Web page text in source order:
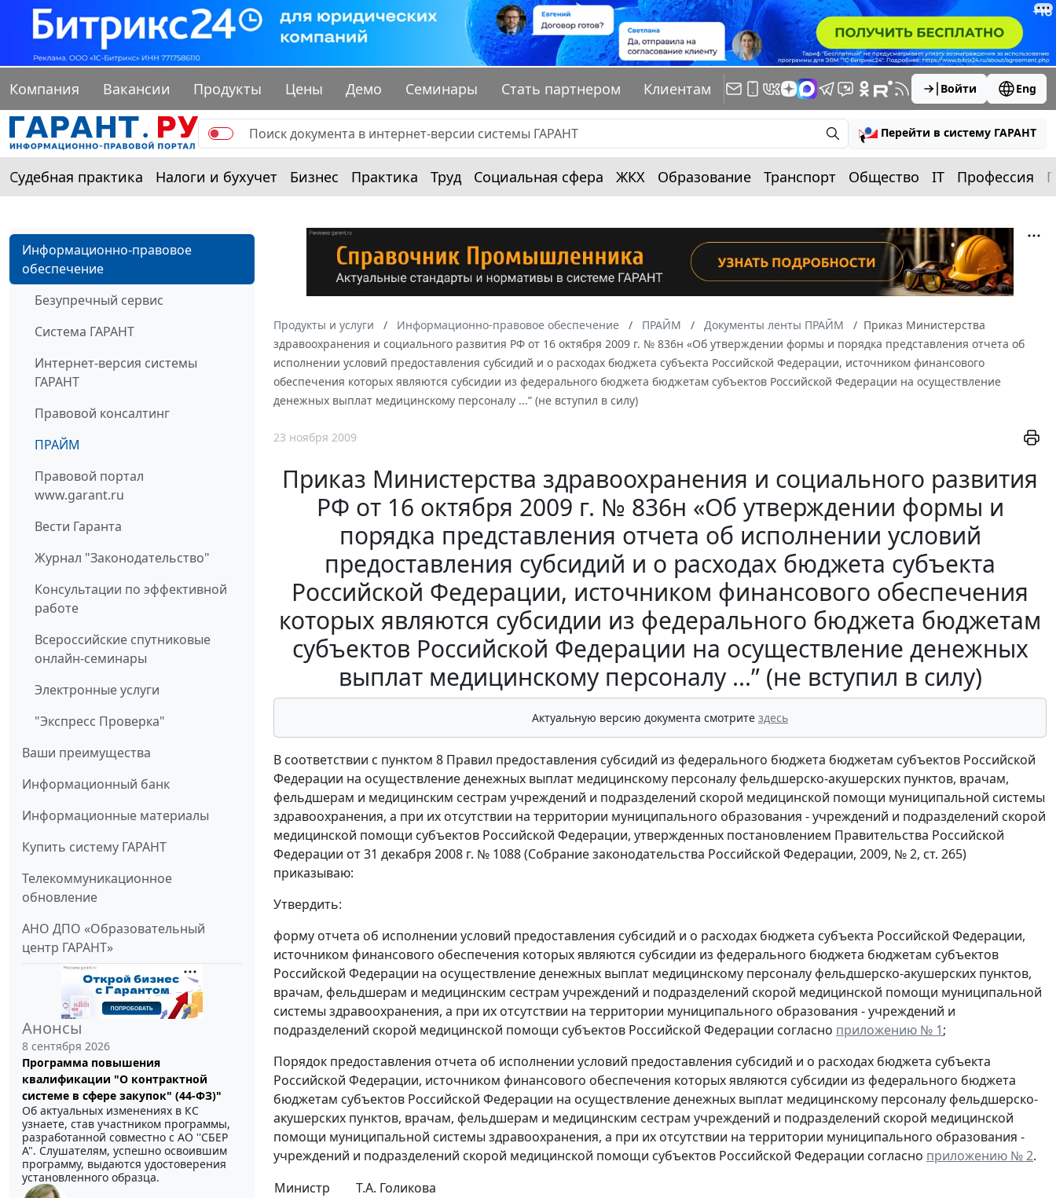
Компания Вакансии Продукты Цены Демо Семинары Стать партнером Клиентам Войти Eng
Перейти в систему ГАРАНТ
Судебная практика Налоги и бухучет Бизнес Практика Труд Социальная сфера ЖКХ Образование Транспорт Общество IT Профессия
Информационно-правовое
обеспечение
Безупречный сервис
Система ГАРАНТ
Интернет-версия системы
ГАРАНТ
Правовой консалтинг
ПРАЙМ
Правовой портал
www.garant.ru
Вести Гаранта
Журнал "Законодательство"
Консультации по эффективной
работе
Всероссийские спутниковые
онлайн-семинары
Электронные услуги
"Экспресс Проверка"
Ваши преимущества
Информационный банк
Информационные материалы
Купить систему ГАРАНТ
Телекоммуникационное
обновление
АНО ДПО «Образовательный
центр ГАРАНТ»
Анонсы
8 сентября 2026
Программа повышения
квалификации "О контрактной
системе в сфере закупок" (44-ФЗ)"
Об актуальных изменениях в КС
узнаете, став участником программы,
разработанной совместно с АО ''СБЕР
А". Слушателям, успешно освоившим
программу, выдаются удостоверения
установленного образца.
Продукты и услуги Информационно-правовое обеспечение ПРАЙМ Документы ленты ПРАЙМ
Приказ Министерства
здравоохранения и социального развития РФ от 16 октября 2009 г. № 836н «Об утверждении формы и порядка представления отчета об
исполнении условий предоставления субсидий и о расходах бюджета субъекта Российской Федерации, источником финансового
обеспечения которых являются субсидии из федерального бюджета бюджетам субъектов Российской Федерации на осуществление
денежных выплат медицинскому персоналу ...” (не вступил в силу)
23 ноября 2009
Приказ Министерства здравоохранения и социального развития
РФ от 16 октября 2009 г. № 836н «Об утверждении формы и
порядка представления отчета об исполнении условий
предоставления субсидий и о расходах бюджета субъекта
Российской Федерации, источником финансового обеспечения
которых являются субсидии из федерального бюджета бюджетам
субъектов Российской Федерации на осуществление денежных
выплат медицинскому персоналу ...” (не вступил в силу)
Актуальную версию документа смотрите здесь
В соответствии с пунктом 8 Правил предоставления субсидий из федерального бюджета бюджетам субъектов Российской
Федерации на осуществление денежных выплат медицинскому персоналу фельдшерско-акушерских пунктов, врачам,
фельдшерам и медицинским сестрам учреждений и подразделений скорой медицинской помощи муниципальной системы
здравоохранения, а при их отсутствии на территории муниципального образования - учреждений и подразделений скорой
медицинской помощи субъектов Российской Федерации, утвержденных постановлением Правительства Российской
Федерации от 31 декабря 2008 г. № 1088 (Собрание законодательства Российской Федерации, 2009, № 2, ст. 265)
приказываю:
Утвердить:
форму отчета об исполнении условий предоставления субсидий и о расходах бюджета субъекта Российской Федерации,
источником финансового обеспечения которых являются субсидии из федерального бюджета бюджетам субъектов
Российской Федерации на осуществление денежных выплат медицинскому персоналу фельдшерско-акушерских пунктов,
врачам, фельдшерам и медицинским сестрам учреждений и подразделений скорой медицинской помощи муниципальной
системы здравоохранения, а при их отсутствии на территории муниципального образования - учреждений и
подразделений скорой медицинской помощи субъектов Российской Федерации согласно приложению № 1;
Порядок предоставления отчета об исполнении условий предоставления субсидий и о расходах бюджета субъекта
Российской Федерации, источником финансового обеспечения которых являются субсидии из федерального бюджета
бюджетам субъектов Российской Федерации на осуществление денежных выплат медицинскому персоналу фельдшерско-
акушерских пунктов, врачам, фельдшерам и медицинским сестрам учреждений и подразделений скорой медицинской
помощи муниципальной системы здравоохранения, а при их отсутствии на территории муниципального образования -
учреждений и подразделений скорой медицинской помощи субъектов Российской Федерации согласно приложению № 2.
Министр
Т.А. Голикова